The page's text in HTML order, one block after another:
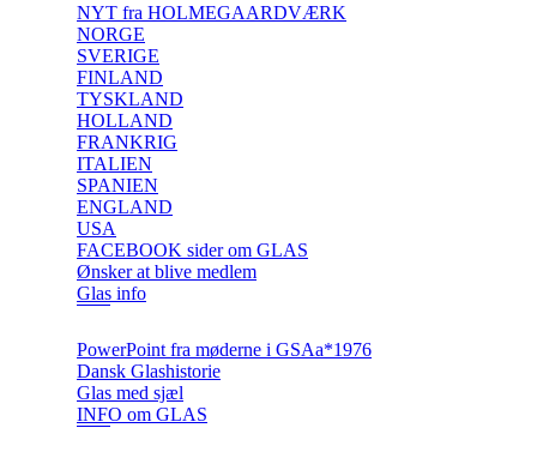
NYT fra HOLMEGAARDVÆRK
NORGE
SVERIGE
FINLAND
TYSKLAND
HOLLAND
FRANKRIG
ITALIEN
SPANIEN
ENGLAND
USA
FACEBOOK sider om GLAS
Ønsker at blive medlem
Glas info
PowerPoint fra møderne i GSAa*1976
Dansk Glashistorie
Glas med sjæl
INFO om GLAS